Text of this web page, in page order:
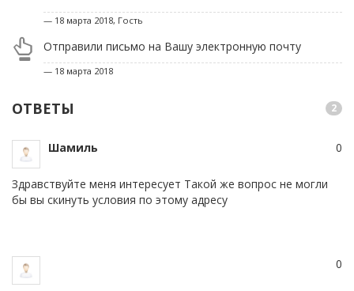
— 18 марта 2018, Гость
Отправили письмо на Вашу электронную почту
— 18 марта 2018
ОТВЕТЫ 2
0
Шамиль
Здравствуйте меня интересует Такой же вопрос не могли
бы вы скинуть условия по этому адресу
0